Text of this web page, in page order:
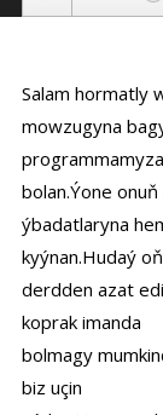
Salam hormatly
mowzugyna
bolan.Ýone
ýbadatlaryna
kyýnan.Hudaý
derdden azat
koprak imanda
bolmagy
biz uçin